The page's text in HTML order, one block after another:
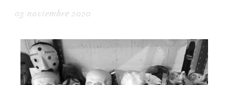
03 noviembre 2020